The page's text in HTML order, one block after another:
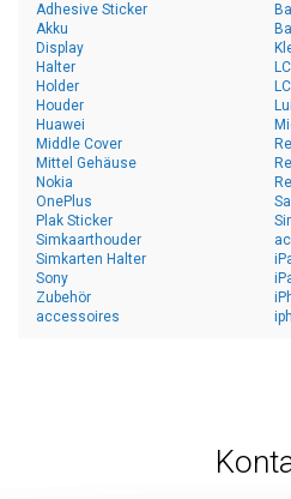
Adhesive Sticker
Akku
Display
Halter
Holder
Houder
Huawei
Middle Cover
Mittel Gehäuse
Nokia
OnePlus
Plak Sticker
Simkaarthouder
Simkarten Halter
Sony
Zubehör
accessoires